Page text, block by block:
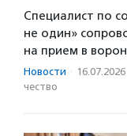
Специалист по
не один»
на прием в
Новости · 16.07.2026
чест­во